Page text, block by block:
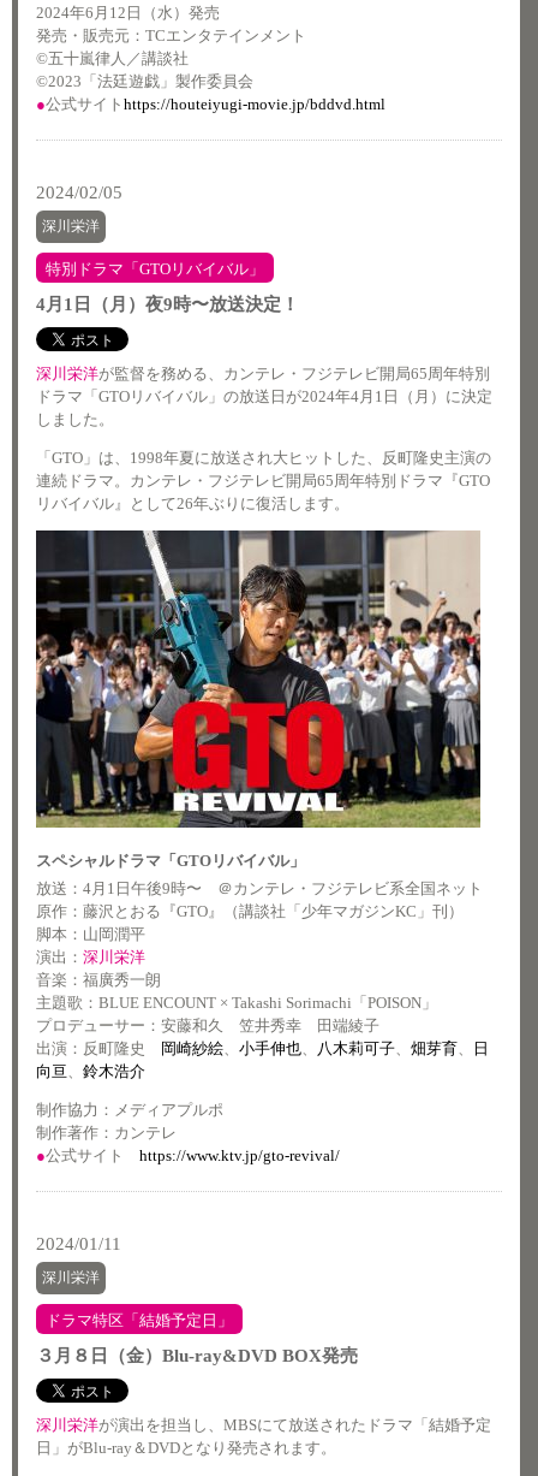
2024年6月12日（水）発売
発売・販売元：TCエンタテインメント
©五十嵐律人／講談社
©2023「法廷遊戯」製作委員会
●公式サイト https://houteiyugi-movie.jp/bddvd.html
2024/02/05
深川栄洋
特別ドラマ「GTOリバイバル」
4月1日（月）夜9時〜放送決定！
深川栄洋が監督を務める、カンテレ・フジテレビ開局65周年特別
ドラマ「GTOリバイバル」の放送日が2024年4月1日（月）に決定
しました。
「GTO」は、1998年夏に放送され大ヒットした、反町隆史主演の
連続ドラマ。カンテレ・フジテレビ開局65周年特別ドラマ『GTO
リバイバル』として26年ぶりに復活します。
スペシャルドラマ「GTOリバイバル」
放送：4月1日午後9時〜 ＠カンテレ・フジテレビ系全国ネット
原作：藤沢とおる『GTO』（講談社「少年マガジンKC」刊）
脚本：山岡潤平
演出： 深川栄洋
音楽：福廣秀一朗
主題歌：BLUE ENCOUNT × Takashi Sorimachi「POISON」
プロデューサー：安藤和久 笠井秀幸 田端綾子
出演：反町隆史
岡崎紗絵 小手伸也 八木莉可子 畑芽育
日
向亘
鈴木浩介
制作協力：メディアプルポ
制作著作：カンテレ
●公式サイト https://www.ktv.jp/gto-revival/
2024/01/11
深川栄洋
ドラマ特区「結婚予定日」
３月８日（金）Blu-ray&DVD BOX発売
深川栄洋が演出を担当し、 MBSにて放送されたドラマ「結婚予定
日」がBlu-ray＆DVDとなり発売されます。